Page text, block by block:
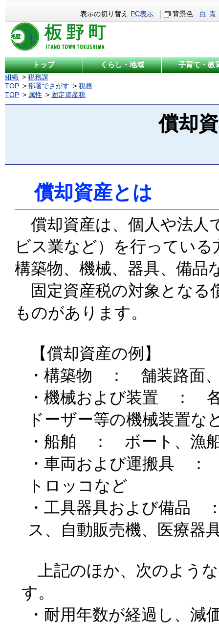
表示の切り替え PC表示 背景色 白 青
トップ くらし・地域 子育て・教
組織
税務課
TOP
部署でさがす
税務
TOP
属性 固定資産税
償却
償却資産とは
償却資産は、個人や法人
ビス業など）を行ってい
構築物、機械、器具、備品
固定資産税の対象となる
ものがあります。
【償却資産の例】
・構築物 ： 舗装路面
・機械および装置 ：
ドーザー等の機械装置な
・船舶 ： ボート、漁
・車両および運搬具 ：
トロッコなど
・工具器具および備品
ス、自動販売機、医療器
上記のほか、次のよう
す。
・耐用年数が経過し、減